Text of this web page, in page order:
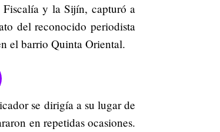
y la Sijín, capturó a
del reconocido periodista
el barrio Quinta Oriental.
se dirigía a su lugar de
en repetidas ocasiones.